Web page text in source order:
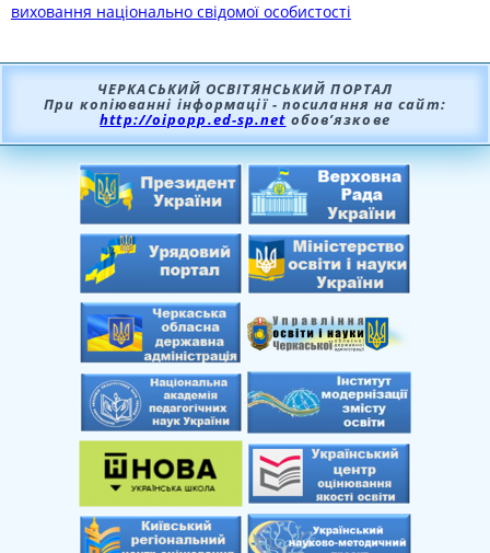
виховання національно свідомої особистості
ЧЕРКАСЬКИЙ ОСВІТЯНСЬКИЙ ПОРТАЛ
При копіюванні інформації - посилання на сайт:
http://oipopp.ed-sp.net обов’язкове